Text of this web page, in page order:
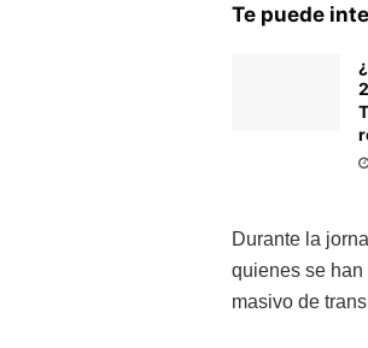
Te puede
Durante la
quienes se han
masivo de